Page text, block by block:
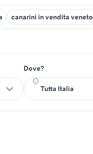
canarini in vendita veneto
Dove?